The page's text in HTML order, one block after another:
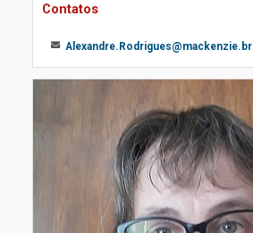
Contatos
Alexandre.Rodrigues@mackenzie.br